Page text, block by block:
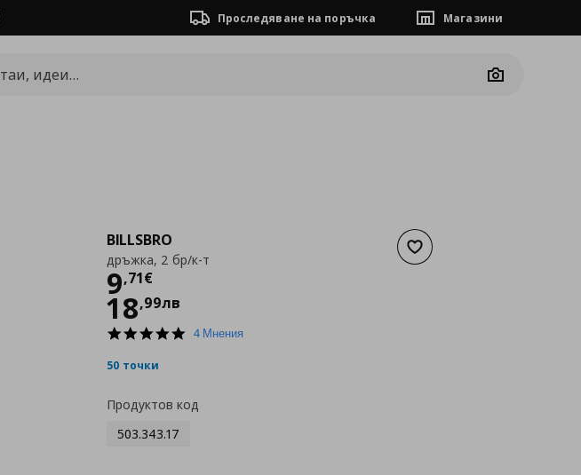
Проследяване на поръчка Магазини
Camera
Добави към списъка с
BILLSBRO
дръжка, 2 бр/к-т
9,71€
Цена
18,99лв
5.04 Мнения
50 точки
Продуктов код
503.343.17